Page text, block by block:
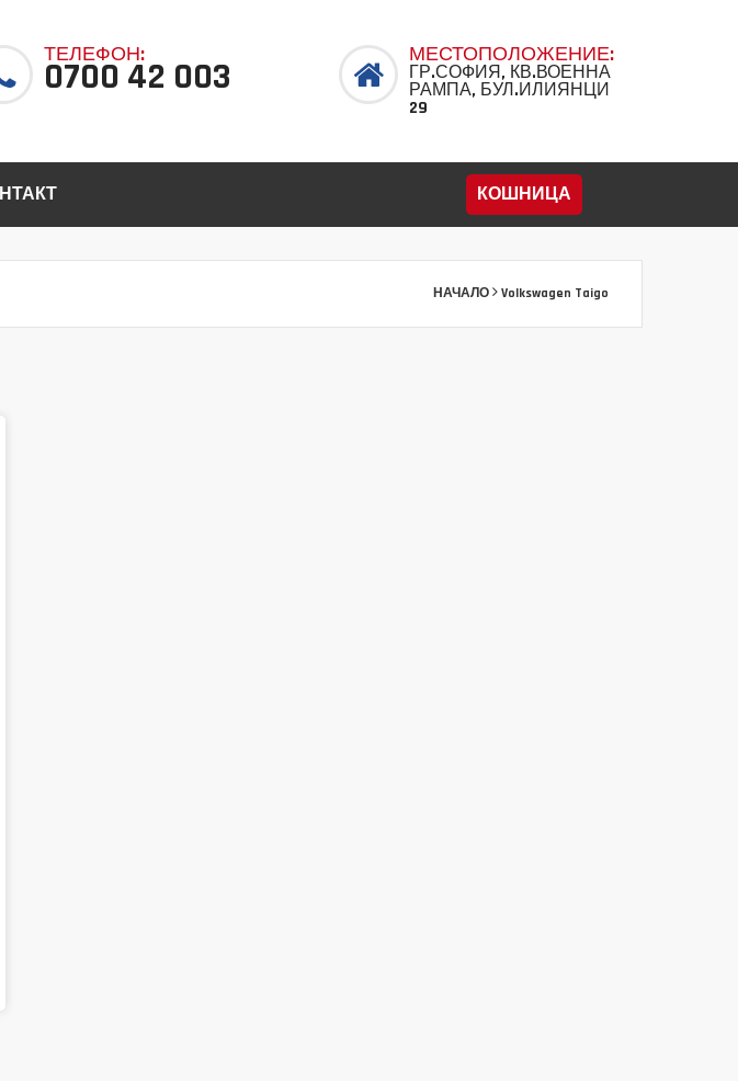
ТЕЛЕФОН:
0700 42 003 МЕСТОПОЛОЖЕНИЕ:
ГР.СОФИЯ, КВ.ВОЕННА
РАМПА, БУЛ.ИЛИЯНЦИ
29
КОШНИЦА
НАЧАЛО Volkswagen Taigo